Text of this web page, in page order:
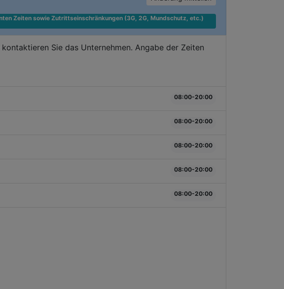
Zeiten sowie Zutrittseinschränkungen (3G, 2G, Mundschutz, etc.)
Sie das Unternehmen. Angabe der Zeiten
08:00-20:00
08:00-20:00
08:00-20:00
08:00-20:00
08:00-20:00